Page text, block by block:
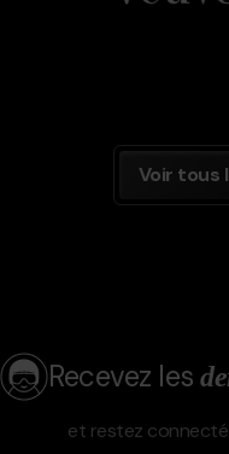
Voir tous
Recevez les
et restez